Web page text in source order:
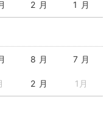
2 月 1 月
8 月 7 月
2 月 1月